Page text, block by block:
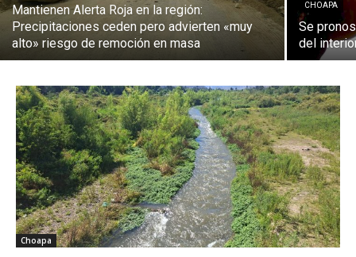
Mantienen Alerta Roja en la región:
Precipitaciones ceden pero advierten «muy
alto» riesgo de remoción en masa
CHOAPA
Se
del
Choapa